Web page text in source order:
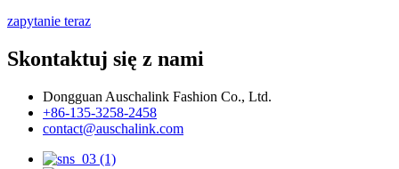
zapytanie teraz
Skontaktuj się z nami
Dongguan Auschalink Fashion Co., Ltd.
+86-135-3258-2458
contact@auschalink.com